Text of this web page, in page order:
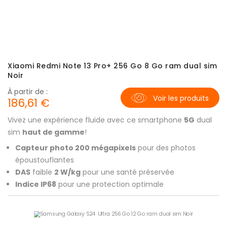
Xiaomi Redmi Note 13 Pro+ 256 Go 8 Go ram dual sim
Noir
Vivez une expérience fluide avec ce smartphone 5G dual
sim haut de gamme!
À partir de :
186,61 € Voir les produits
Capteur photo 200 mégapixels pour des photos
époustouflantes
DAS faible 2 W/kg pour une santé préservée
Indice IP68 pour une protection optimale